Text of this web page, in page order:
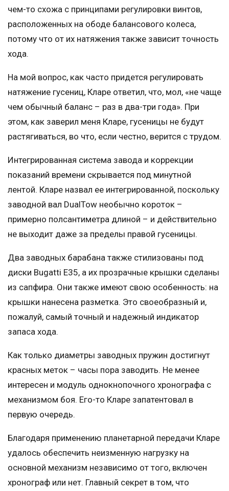
чем-то схожа с принципами регулировки винтов,
расположенных на ободе балансового колеса,
потому что от их натяжения также зависит точность
хода.
На мой вопрос, как часто придется регулировать
натяжение гусениц, Кларе ответил, что, мол, «не чаще
чем обычный баланс – раз в два-три года». При
этом, как заверил меня Кларе, гусеницы не будут
растягиваться, во что, если честно, верится с трудом.
Интегрированная система завода и коррекции
показаний времени скрывается под минутной
лентой. Кларе назвал ее интегрированной, поскольку
заводной вал DualTow необычно короток –
примерно полсантиметра длиной – и действительно
не выходит даже за пределы правой гусеницы.
Два заводных барабана также стилизованы под
диски Bugatti Е35, а их прозрачные крышки сделаны
из сапфира. Они также имеют свою особенность: на
крышки нанесена разметка. Это своеобразный и,
пожалуй, самый точный и надежный индикатор
запаса хода.
Как только диаметры заводных пружин достигнут
красных меток – часы пора заводить. Не менее
интересен и модуль однокнопочного хронографа с
механизмом боя. Его-то Кларе запатентовал в
первую очередь.
Благодаря применению планетарной передачи Кларе
удалось обеспечить неизменную нагрузку на
основной механизм независимо от того, включен
хронограф или нет. Главный секрет в том, что